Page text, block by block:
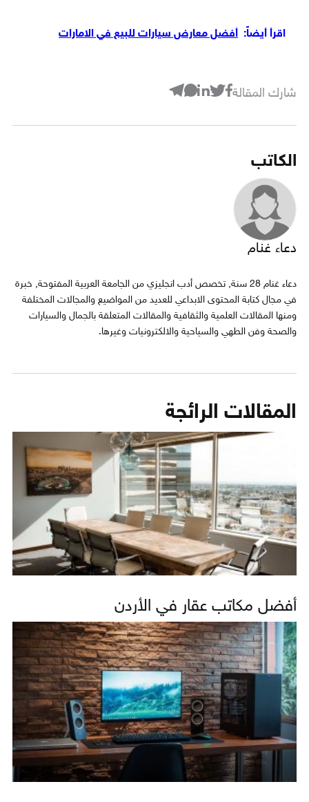
اقرأ أيضاً: أفضل معارض سيارات للبيع في الامارات
شارك المقالة
الكاتب
دعاء غنام
دعاء غنام 28 سنة, تخصص أدب انجليزي من الجامعة العربية المفتوحة, خبرة
في مجال كتابة المحتوى الابداعي للعديد من المواضيع والمجالات المختلفة
ومنها المقالات العلمية والثقافية والمقالات المتعلقة بالجمال والسيارات
والصحة وفن الطهي والسياحية والالكترونيات وغيرها.
المقالات الرائجة
أفضل مكاتب عقار في الأردن